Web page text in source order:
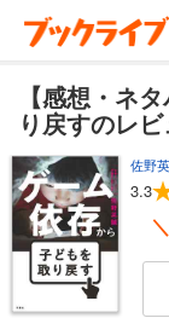
【感想・ネ
り戻すのレ
佐野
3.3